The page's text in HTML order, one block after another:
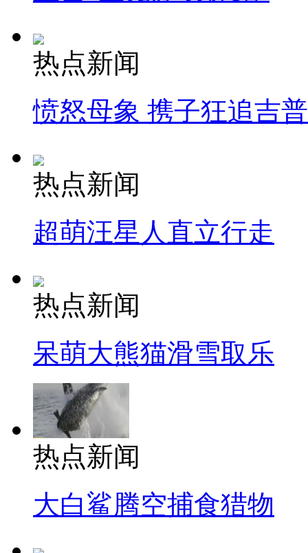
热点新闻
愤怒母象 携子狂追吉
热点新闻
超萌汪星人直立行走
热点新闻
呆萌大熊猫滑雪取乐
热点新闻
大白鲨腾空捕食猎物